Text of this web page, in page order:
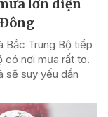
lớn diện
Bắc Trung Bộ tiếp
có nơi mưa rất to.
sẽ suy yếu dần